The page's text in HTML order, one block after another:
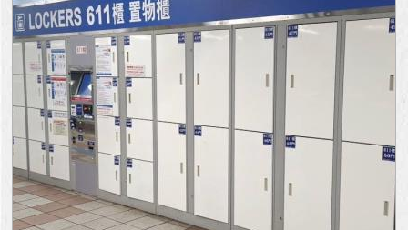
公
民
參
與
專
區
臺
北
旅
遊
網